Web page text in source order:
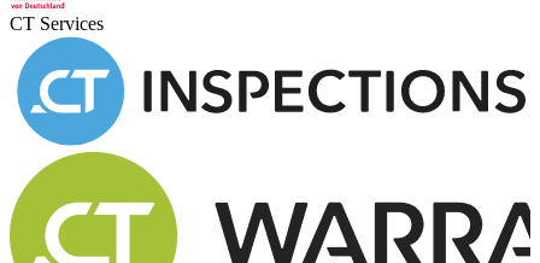
CT Services